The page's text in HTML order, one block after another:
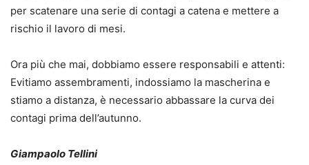
per scatenare una serie di contagi a catena e mettere a
rischio il lavoro di mesi.
Ora più che mai, dobbiamo essere responsabili e attenti:
Evitiamo assembramenti, indossiamo la mascherina e
stiamo a distanza, è necessario abbassare la curva dei
contagi prima dell’autunno.
Giampaolo Tellini